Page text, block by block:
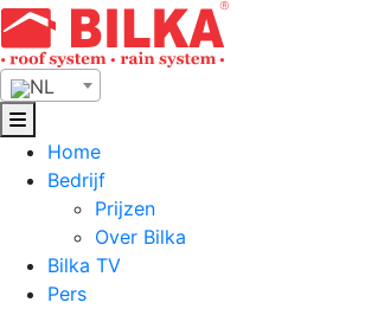
Skip
to
content
NL
Home
Bedrijf
Prijzen
Over Bilka
Bilka TV
Pers